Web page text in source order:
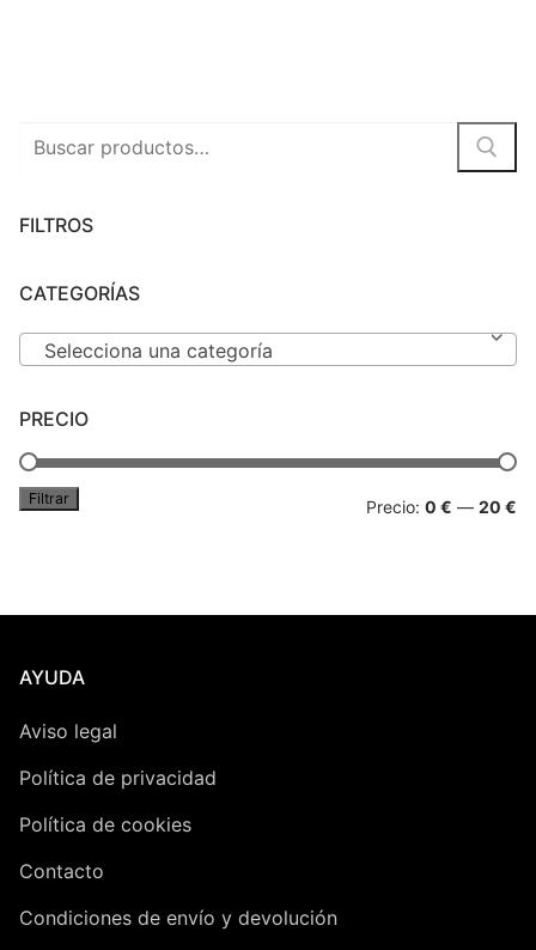
Buscar
FILTROS
CATEGORÍAS
Selecciona una categoría
PRECIO
Filtrar Precio: 0 € — 20 €
AYUDA
Aviso legal
Política de privacidad
Política de cookies
Contacto
Condiciones de envío y devolución